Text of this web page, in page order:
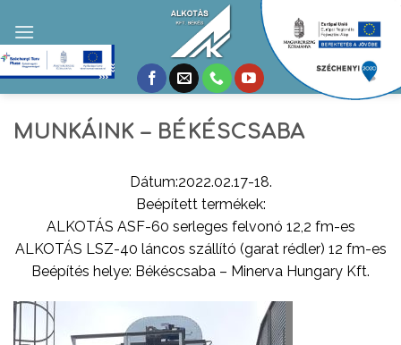
content
MUNKÁINK – BÉKÉSCSABA
Dátum:2022.02.17-18.
Beépített termékek:
ALKOTÁS ASF-60 serleges felvonó 12,2 fm-es
ALKOTÁS LSZ-40 láncos szállító (garat rédler) 12 fm-es
Beépítés helye: Békéscsaba – Minerva Hungary Kft.